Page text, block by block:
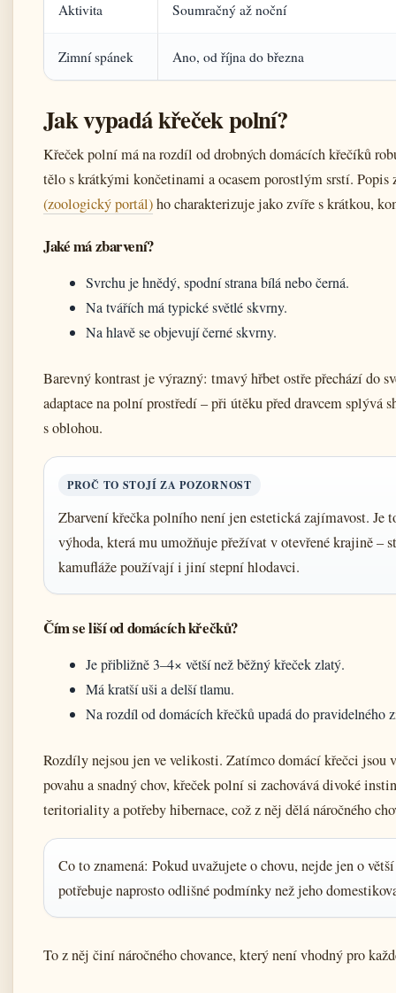
Aktivita Soumračný až noční
Zimní spánek Ano, od října do března
Jak vypadá křeček polní?
Křeček polní má na rozdíl od drobných domácích křečíků
tělo s krátkými končetinami a ocasem porostlým srstí. Popis
(zoologický portál)ho charakterizuje jako zvíře s krátkou,
Jaké má zbarvení?
Svrchu je hnědý, spodní strana bílá nebo černá.
Na tvářích má typické světlé skvrny.
Na hlavě se objevují černé skvrny.
Barevný kontrast je výrazný: tmavý hřbet ostře přechází do
adaptace na polní prostředí – při útěku před dravcem splývá
s oblohou.
PROČ TO STOJÍ ZA POZORNOST
Zbarvení křečka polního není jen estetická zajímavost. Je
výhoda, která mu umožňuje přežívat v otevřené krajině –
kamufláže používají i jiní stepní hlodavci.
Čím se liší od domácích křečků?
Je přibližně 3–4× větší než běžný křeček zlatý.
Má kratší uši a delší tlamu.
Na rozdíl od domácích křečků upadá do pravidelného
Rozdíly nejsou jen ve velikosti. Zatímco domácí křečci jsou
povahu a snadný chov, křeček polní si zachovává divoké
teritoriality a potřeby hibernace, což z něj dělá náročného
Co to znamená: Pokud uvažujete o chovu, nejde jen o
potřebuje naprosto odlišné podmínky než jeho
To z něj činí náročného chovance, který není vhodný pro